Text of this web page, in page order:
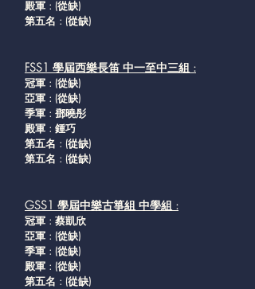
殿軍 : (從缺)
第五名 : (從缺)
FSS1 學屆西樂長笛 中一至中三組 :
冠軍 : (從缺)
亞軍 : (從缺)
季軍 : 鄧曉彤
殿軍 : 鍾巧
第五名 : (從缺)
第五名 : (從缺)
GSS1 學屆中樂古箏組 中學組 :
冠軍 : 蔡凱欣
亞軍 : (從缺)
季軍 : (從缺)
殿軍 : (從缺)
第五名 : (從缺)